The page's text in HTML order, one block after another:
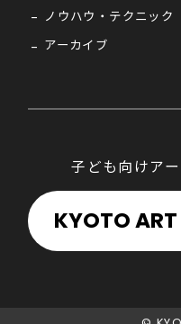
ノウハウ・テクニック
アーカイブ
子ども向けア
KYOTO